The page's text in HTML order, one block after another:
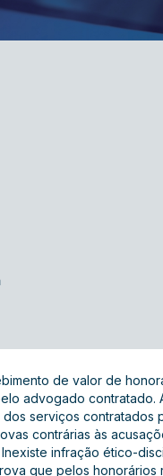
de valor de
advogado contratado.
serviços contratados
contrárias às
infração ético-
que pelos honorários